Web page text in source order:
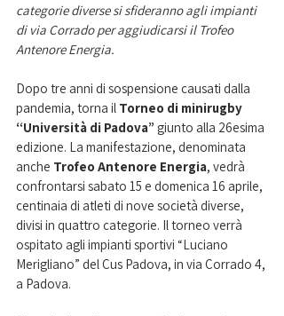
categorie diverse si sfideranno agli impianti
di via Corrado per aggiudicarsi il Trofeo
Antenore Energia.
Dopo tre anni di sospensione causati dalla
pandemia, torna il Torneo di minirugby
“Università di Padova” giunto alla 26esima
edizione. La manifestazione, denominata
anche Trofeo Antenore Energia, vedrà
confrontarsi sabato 15 e domenica 16 aprile,
centinaia di atleti di nove società diverse,
divisi in quattro categorie. Il torneo verrà
ospitato agli impianti sportivi “Luciano
Merigliano” del Cus Padova, in via Corrado 4,
a Padova.